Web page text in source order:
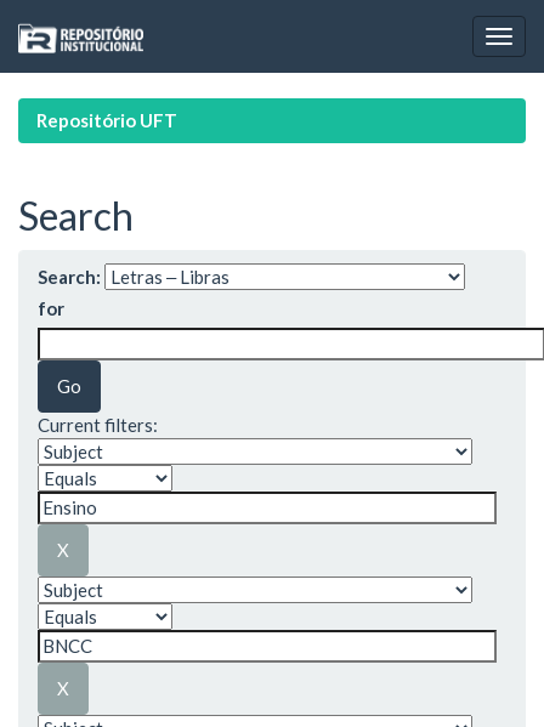
navigation
Repositório UFT
Search
Search:
for
Current filters: